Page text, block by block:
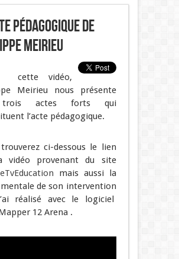
pédagogique de
Meirieu
cette vidéo,
Meirieu nous présente
actes forts qui
l’acte pédagogique.
ci-dessous le lien
vidéo provenant du site
mais aussi la
de son intervention
réalisé avec le logiciel
12 Arena .